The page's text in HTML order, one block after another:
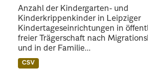
Anzahl der Kindergarten- und
Kinderkrippenkinder in Leipziger
Kindertageseinrichtungen in
freier Trägerschaft nach
und in der Familie...
CSV